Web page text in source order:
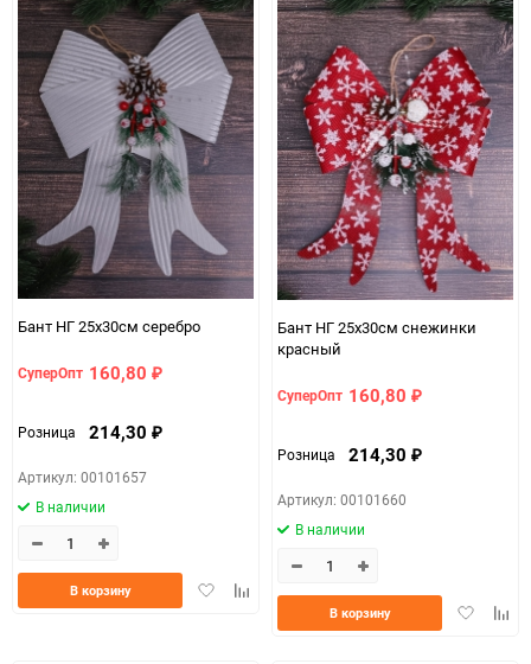
Бант НГ 25х30см серебро
СуперОпт 160,80 ₽
Розница 214,30 ₽
Артикул: 00101657
В наличии
ДобавитьДобавить
сравнению
В корзину
Бант НГ 25х30см снежинки
красный
СуперОпт 160,80 ₽
Розница 214,30 ₽
Артикул: 00101660
В наличии
Добавить
В корзину